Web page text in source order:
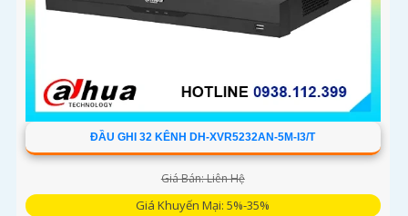
ĐẦU GHI 32 KÊNH DH-XVR5232AN-5M-I3/T
Giá Bán: Liên Hệ
Giá Khuyến Mại: 5%-35%